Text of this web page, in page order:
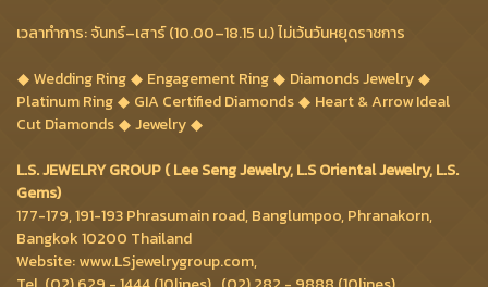
เวลาทำการ: จันทร์–เสาร์ (10.00–18.15 น.) ไม่เว้นวันหยุดราชการ
Wedding Ring
Engagement Ring
Diamonds Jewelry
Platinum Ring
GIA Certified Diamonds
Heart & Arrow Ideal
Cut Diamonds
Jewelry
L.S. JEWELRY GROUP ( Lee Seng Jewelry, L.S Oriental Jewelry, L.S.
Gems)
177-179, 191-193 Phrasumain road, Banglumpoo, Phranakorn,
Bangkok 10200 Thailand
Website: www.LSjewelrygroup.com,